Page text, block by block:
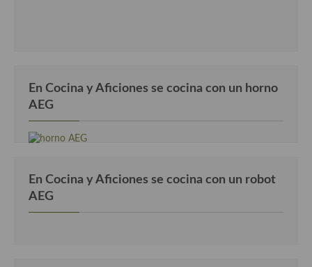
En Cocina y Aficiones se cocina con un horno
AEG
En Cocina y Aficiones se cocina con un robot
AEG